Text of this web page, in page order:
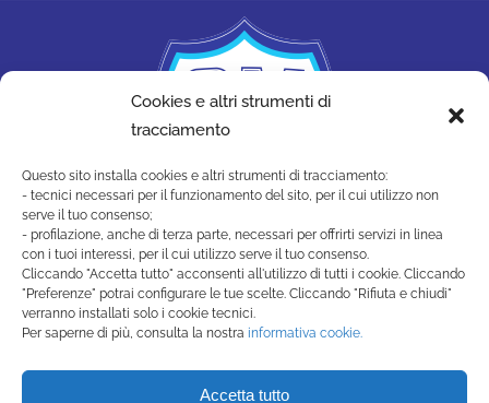
Cookies e altri strumenti di
tracciamento
Questo sito installa cookies e altri strumenti di tracciamento:
- tecnici necessari per il funzionamento del sito, per il cui utilizzo non
serve il tuo consenso;
- profilazione, anche di terza parte, necessari per offrirti servizi in linea
con i tuoi interessi, per il cui utilizzo serve il tuo consenso.
Cliccando "Accetta tutto" acconsenti all'utilizzo di tutti i cookie. Cliccando
"Preferenze" potrai configurare le tue scelte. Cliccando "Rifiuta e chiudi"
verranno installati solo i cookie tecnici.
Per saperne di più, consulta la nostra informativa cookie.
Accetta tutto
SAN MARINO ACADEMY
Strada di Montecchio, 17 47890
(+378) 0549 990515 -
segreteria@sanmarinoacademy.sm